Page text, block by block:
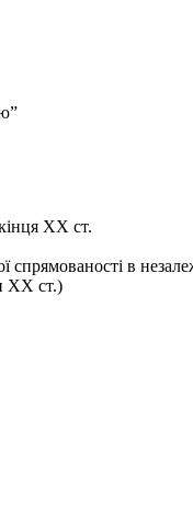
XX ст.
в
XX ст.)